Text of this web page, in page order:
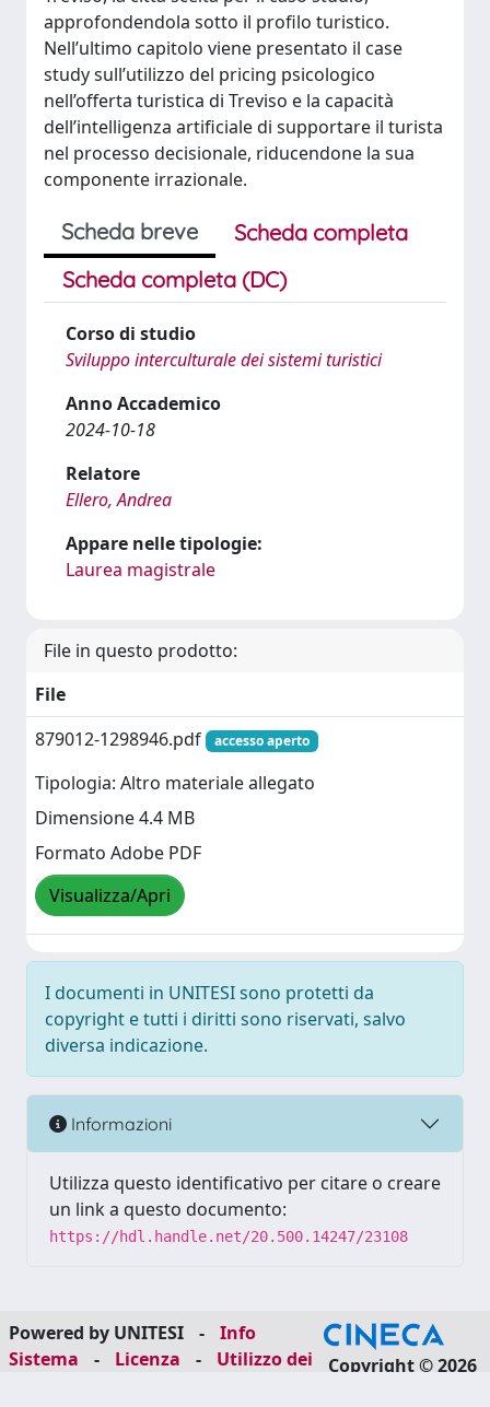
approfondendola sotto il profilo turistico.
Nell’ultimo capitolo viene presentato il case
study sull’utilizzo del pricing psicologico
nell’offerta turistica di Treviso e la capacità
dell’intelligenza artificiale di supportare il turista
nel processo decisionale, riducendone la sua
componente irrazionale.
Scheda breve
Scheda completa
Scheda completa (DC)
Corso di studio
Sviluppo interculturale dei sistemi turistici
Anno Accademico
2024-10-18
Relatore
Ellero, Andrea
Appare nelle tipologie:
Laurea magistrale
File in questo prodotto:
File
879012-1298946.pdf
accesso aperto
Tipologia: Altro materiale allegato
Dimensione 4.4 MB
Formato Adobe PDF
Visualizza/Apri
I documenti in UNITESI sono protetti da
copyright e tutti i diritti sono riservati, salvo
diversa indicazione.
Informazioni
Utilizza questo identificativo per citare o creare
un link a questo documento:
https://hdl.handle.net/20.500.14247/23108
Powered by UNITESI -
Info
Sistema
- Licenza -
Utilizzo dei
Copyright © 2026